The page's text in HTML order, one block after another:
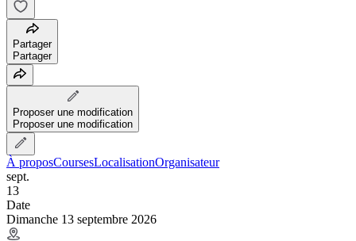
Partager
Partager
Proposer une modification
Proposer une modification
À proposCoursesLocalisationOrganisateur
sept.
13
Date
Dimanche 13 septembre 2026